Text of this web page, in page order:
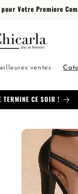
Votre Premiere
ventes
chez Chicarla